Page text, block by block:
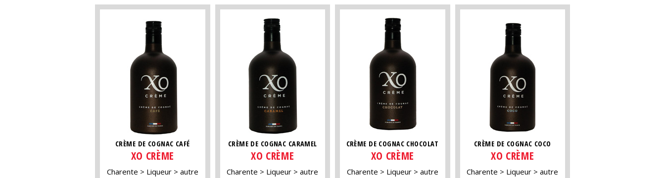
CRÈME DE COGNAC CAFÉ
XO CRÈME
Charente Liqueur autre
CRÈME DE COGNAC CARAMEL
XO CRÈME
Charente Liqueur autre
CRÈME DE COGNAC CHOCOLAT
XO CRÈME
Charente Liqueur autre
CRÈME DE COGNAC COCO
XO CRÈME
Charente Liqueur autre